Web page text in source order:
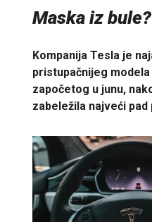
Maska iz bule?
Kompanija Tesla je
pristupačnijeg
započetog u junu,
zabeležila najveći